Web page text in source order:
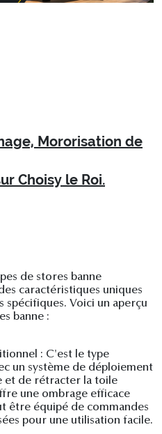
Mororisation de
Choisy le Roi.
de stores banne
caractéristiques uniques
spécifiques. Voici un aperçu
banne :
: C'est le type
un système de déploiement
et de rétracter la toile
une ombrage efficace
être équipé de commandes
pour une utilisation facile.